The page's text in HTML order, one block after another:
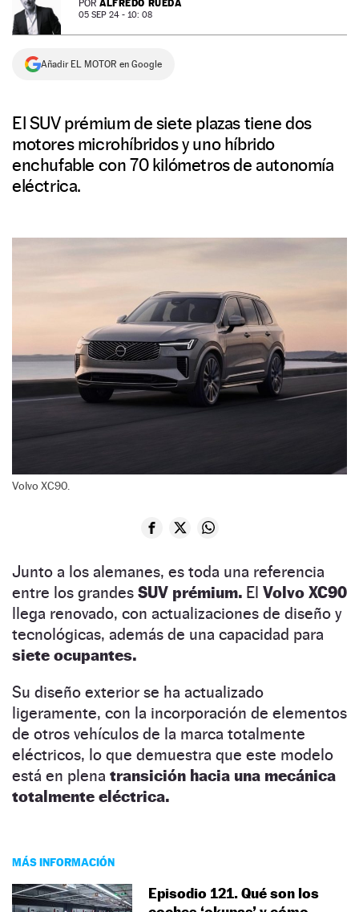
NEWSLETTER
SÍGUENOS
POR ALFREDO RUEDA
05 SEP 24 - 10: 08
Añadir EL MOTOR en Google
El SUV prémium de siete plazas tiene dos
motores microhíbridos y uno híbrido
enchufable con 70 kilómetros de autonomía
eléctrica.
Volvo XC90.
Junto a los alemanes, es toda una referencia
entre los grandes SUV prémium. El Volvo XC90
llega renovado, con actualizaciones de diseño y
tecnológicas, además de una capacidad para
siete ocupantes.
Su diseño exterior se ha actualizado
ligeramente, con la incorporación de elementos
de otros vehículos de la marca totalmente
eléctricos, lo que demuestra que este modelo
está en plena transición hacia una mecánica
totalmente eléctrica.
MÁS INFORMACIÓN
Episodio 121. Qué son los